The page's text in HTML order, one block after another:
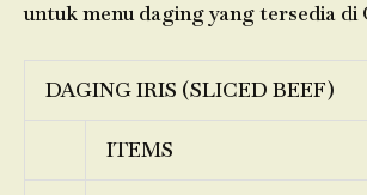
untuk menu daging yang tersedia di
DAGING IRIS (SLICED BEEF)
ITEMS